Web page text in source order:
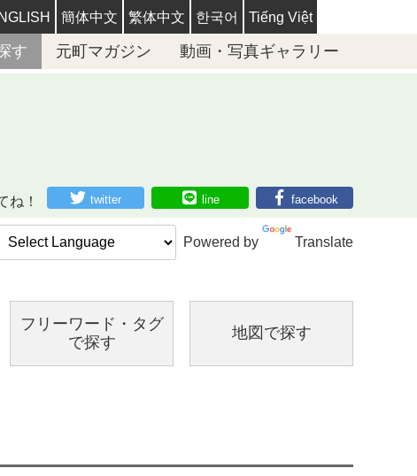
簡体中文 繁体中文 한국어 Tiếng Việt
す 元町マガジン 動画・写真ギャラリー
ね！ twitter line facebook
Powered by Translate
フリーワード・ タグ
で探す
地図で探す